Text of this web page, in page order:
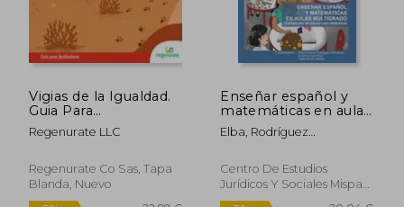
dcto. 24,13 € dcto.
Vigias de la Igualdad.
Guia Para
Facilitadores
Regenurate LLC
Regenurate Co Sas, Tapa
Blanda, Nuevo
Enseñar español y
matemáticas en aulas
multigrado.
Compendio de
Elba, Rodríguez
Amanda; Durán Ramos,
Yadira
Centro De Estudios
Jurídicos Y Sociales Mispat,
2022, Tapa Blanda, Nuevo